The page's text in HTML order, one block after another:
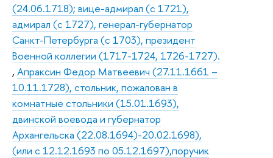
(24.06.1718); вице-адмирал (с 1721),
адмирал (с 1727), генерал-губернатор
Санкт-Петербурга (с 1703), президент
Военной коллегии (1717-1724, 1726-1727).
, Апраксин Федор Матвеевич (27.11.1661 –
10.11.1728), стольник, пожалован в
комнатные стольники (15.01.1693),
двинской воевода и губернатор
Архангельска (22.08.1694)-20.02.1698),
(или с 12.12.1693 по 05.12.1697),поручик